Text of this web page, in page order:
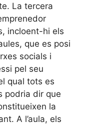
La tercera
incloent-hi els
que es posi
socials i
pel seu
qual tots es
podria dir que
la
A l’aula, els